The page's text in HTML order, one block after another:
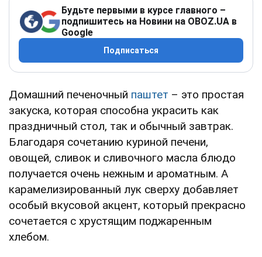
Будьте первыми в курсе главного –
подпишитесь на Новини на OBOZ.UA в
Google
Подписаться
Домашний печеночный паштет – это простая
закуска, которая способна украсить как
праздничный стол, так и обычный завтрак.
Благодаря сочетанию куриной печени,
овощей, сливок и сливочного масла блюдо
получается очень нежным и ароматным. А
карамелизированный лук сверху добавляет
особый вкусовой акцент, который прекрасно
сочетается с хрустящим поджаренным
хлебом.